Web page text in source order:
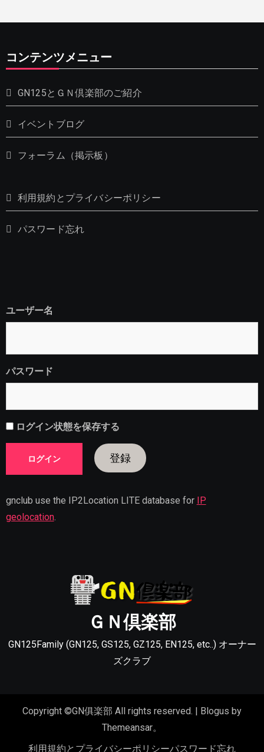
コンテンツメニュー
GN125とＧＮ倶楽部のご紹介
イベントブログ
フォーラム（掲示板）
利用規約とプライバシーポリシー
パスワード忘れ
ユーザー名
パスワード
ログイン状態を保存する
登録
gnclub use the IP2Location LITE database for IP
geolocation.
ＧＮ倶楽部
GN125Family (GN125, GS125, GZ125, EN125, etc..) オーナー
ズクラブ
Copyright ©GN俱楽部 All rights reserved. Blogus by
Themeansar。
利用規約とプライバシーポリシーパスワード忘れ